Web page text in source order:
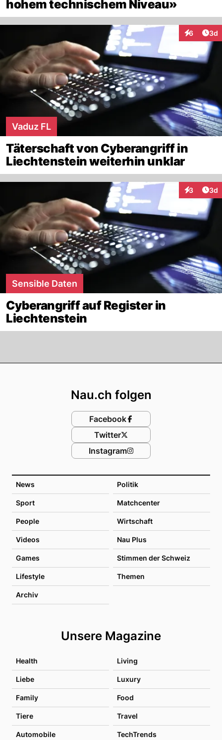
hohem technischem Niveau»
6 3d
Vaduz FL
Täterschaft von Cyberangriff in
Liechtenstein weiterhin unklar
3 3d
Sensible Daten
Cyberangriff auf Register in
Liechtenstein
News Politik
Sport Matchcenter
People Wirtschaft
Videos Nau Plus
Games Stimmen der Schweiz
Lifestyle Themen
Archiv
Unsere Magazine
Health Living
Liebe Luxury
Family Food
Tiere Travel
Automobile TechTrends
Nau.ch folgen
Facebook
Twitter
Instagram